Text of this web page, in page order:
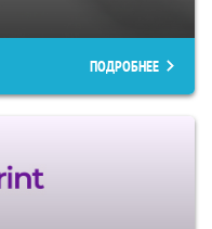
ПОДРОБНЕЕ